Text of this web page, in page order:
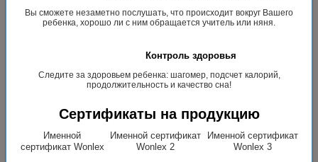
Вы сможете незаметно послушать, что происходит вокруг Вашего
ребенка, хорошо ли с ним обращается учитель или няня.
Контроль здоровья
Следите за здоровьем ребенка: шагомер, подсчет калорий,
продолжительность и качество сна!
Сертификаты на продукцию
Именной
сертификат Wonlex
Именной сертификат
Wonlex 2
Именной сертификат
Wonlex 3